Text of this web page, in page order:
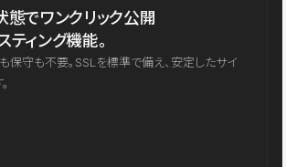
態でワンクリック公開
ィング機能。
保守も不要。SSLを標準で備え、安定したサイ